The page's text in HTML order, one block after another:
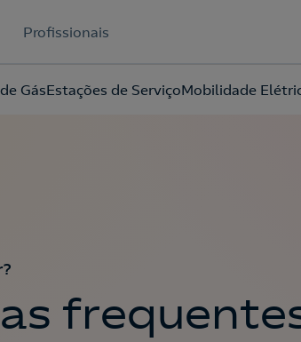
Profissionais
GásEstações de ServiçoMobilidade
Acepto la política de protección